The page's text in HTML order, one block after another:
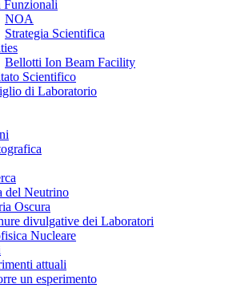
Funzionali
NOA
Strategia Scientifica
Bellotti Ion Beam Facility
Scientifico
di Laboratorio
del Neutrino
Oscura
divulgative dei Laboratori
Nucleare
attuali
un esperimento